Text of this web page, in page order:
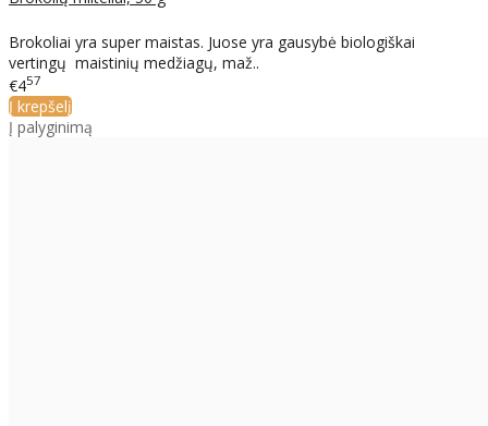
Brokoliai yra super maistas. Juose yra gausybė biologiškai
vertingų maistinių medžiagų, maž..
€457
Į krepšelį
Į palyginimą